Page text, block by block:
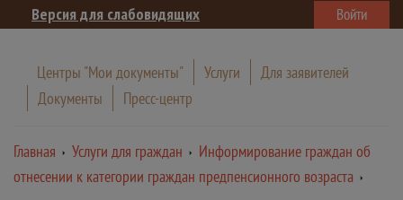
Версия для слабовидящих Войти
Центры "Мои документы" Услуги
Для заявителей
Документы
Пресс-центр
Главная Услуги для граждан
Информирование граждан об
отнесении к категории граждан предпенсионного возраста